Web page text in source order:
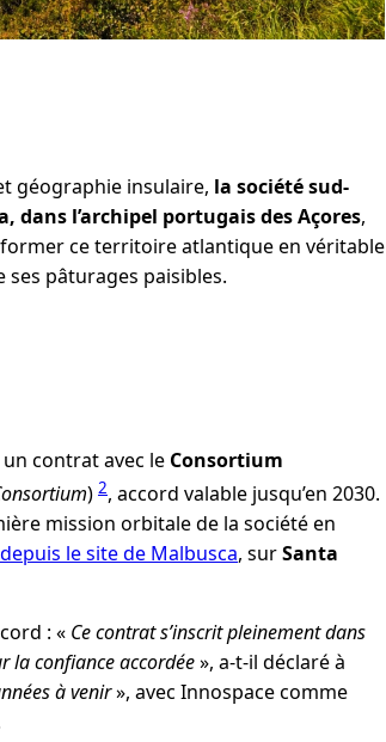
géographie insulaire, la société sud-
dans l’archipel portugais des Açores,
ce territoire atlantique en véritable
ses pâturages paisibles.
contrat avec le Consortium
) 2, accord valable jusqu’en 2030.
mission orbitale de la société en
le site de Malbusca, surSanta
: « Ce contrat s’inscrit pleinement dans
la confiance accordée», a-t-il déclaré à
à venir», avec Innospace comme